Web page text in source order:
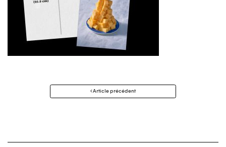
Navigation
Article précédent